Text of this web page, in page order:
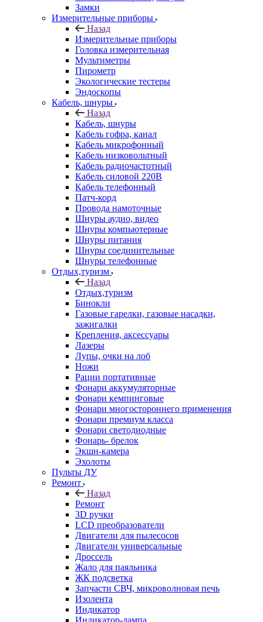
Замки
Измерительные приборы
Назад
Измерительные приборы
Головка измерительная
Мультиметры
Пирометр
Экологические тестеры
Эндоскопы
Кабель, шнуры
Назад
Кабель, шнуры
Кабель гофра, канал
Кабель микрофонный
Кабель низковольтный
Кабель радиочастотный
Кабель силовой 220В
Кабель телефонный
Патч-корд
Провода намоточные
Шнуры аудио, видео
Шнуры компьютерные
Шнуры питания
Шнуры соединительные
Шнуры телефонные
Отдых,туризм
Назад
Отдых,туризм
Бинокли
Газовые гарелки, газовые насадки,
зажигалки
Крепления, аксессуары
Лазеры
Лупы, очки на лоб
Ножи
Рации портативные
Фонари аккумуляторные
Фонари кемпинговые
Фонари многостороннего применения
Фонари премиум класса
Фонари светодиодные
Фонарь- брелок
Экшн-камера
Эхолоты
Пульты ДУ
Ремонт
Назад
Ремонт
3D ручки
LCD преобразователи
Двигатели для пылесосов
Двигатели универсальные
Дроссель
Жало для паяльника
ЖК подсветка
Запчасти СВЧ, микроволновая печь
Изолента
Индикатор
Индикатор-лампа